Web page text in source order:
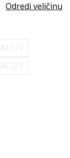
Odredi veličinu